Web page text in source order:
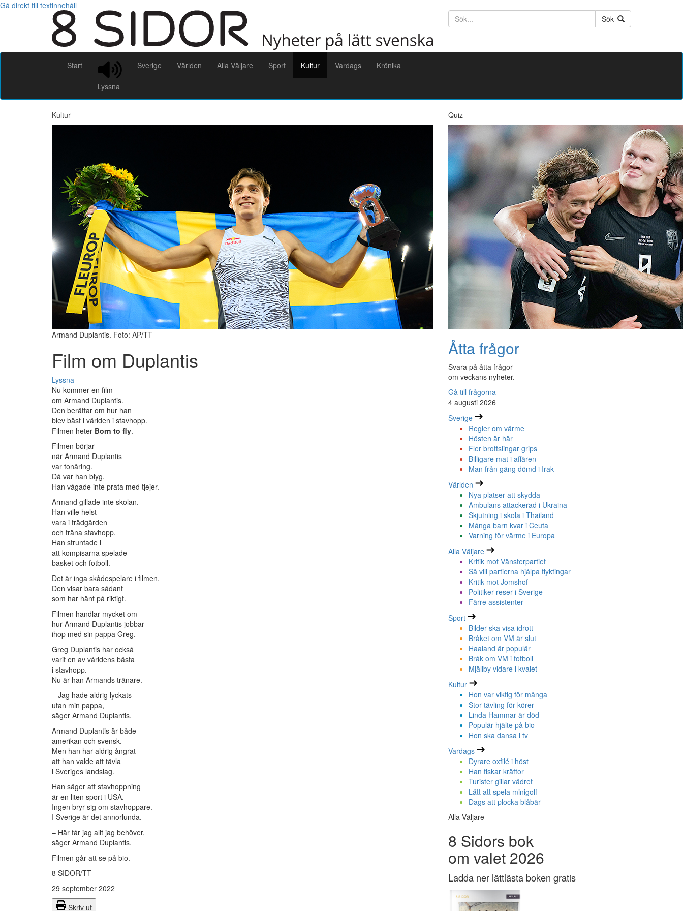
Gå direkt till textinnehåll
Söktext
Sök
Start
Lyssna
Sverige Världen Alla Väljare Sport Kultur Vardags Krönika
Kultur
Armand Duplantis. Foto: AP/TT
Film om Duplantis
Lyssna
Nu kommer en film
om Armand Duplantis.
Den berättar om hur han
blev bäst i världen i stavhopp.
Filmen heter Born to fly.
Filmen börjar
när Armand Duplantis
var tonåring.
Då var han blyg.
Han vågade inte prata med tjejer.
Armand gillade inte skolan.
Han ville helst
vara i trädgården
och träna stavhopp.
Han struntade i
att kompisarna spelade
basket och fotboll.
Det är inga skådespelare i filmen.
Den visar bara sådant
som har hänt på riktigt.
Filmen handlar mycket om
hur Armand Duplantis jobbar
ihop med sin pappa Greg.
Greg Duplantis har också
varit en av världens bästa
i stavhopp.
Nu är han Armands tränare.
– Jag hade aldrig lyckats
utan min pappa,
säger Armand Duplantis.
Armand Duplantis är både
amerikan och svensk.
Men han har aldrig ångrat
att han valde att tävla
i Sveriges landslag.
Han säger att stavhoppning
är en liten sport i USA.
Ingen bryr sig om stavhoppare.
I Sverige är det annorlunda.
– Här får jag allt jag behöver,
säger Armand Duplantis.
Filmen går att se på bio.
8 SIDOR/TT
29 september 2022
Skriv ut
Quiz
Åtta frågor
Svara på åtta frågor
om veckans nyheter.
Gå till frågorna
4 augusti 2026
Sverige
Regler om värme
Hösten är här
Fler brottslingar grips
Billigare mat i affären
Man från gäng dömd i Irak
Världen
Nya platser att skydda
Ambulans attackerad i Ukraina
Skjutning i skola i Thailand
Många barn kvar i Ceuta
Varning för värme i Europa
Alla Väljare
Kritik mot Vänsterpartiet
Så vill partierna hjälpa flyktingar
Kritik mot Jomshof
Politiker reser i Sverige
Färre assistenter
Sport
Bilder ska visa idrott
Bråket om VM är slut
Haaland är populär
Bråk om VM i fotboll
Mjällby vidare i kvalet
Kultur
Hon var viktig för många
Stor tävling för körer
Linda Hammar är död
Populär hjälte på bio
Hon ska dansa i tv
Vardags
Dyrare oxfilé i höst
Han fiskar kräftor
Turister gillar vädret
Lätt att spela minigolf
Dags att plocka blåbär
Alla Väljare
8 Sidors bok
om valet 2026
Ladda ner lättlästa boken gratis